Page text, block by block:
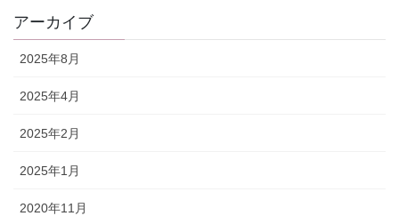
アーカイブ
2025年8月
2025年4月
2025年2月
2025年1月
2020年11月